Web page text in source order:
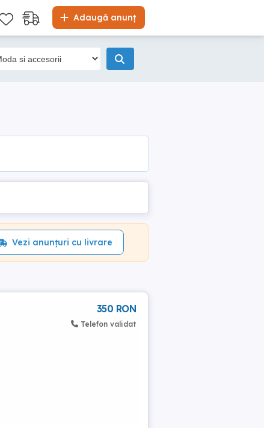
Adaugă anunț
Vezi anunțuri cu livrare
350 RON
Telefon validat